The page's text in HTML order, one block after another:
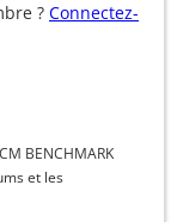
? Connectez-
BENCHMARK
et les